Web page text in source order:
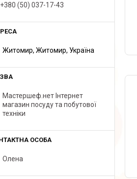
+380 (50) 037-17-43
Житомир, Житомир, Україна
Мастершеф.нет Iнтернет
магазин посуду та побутової
техніки
Олена